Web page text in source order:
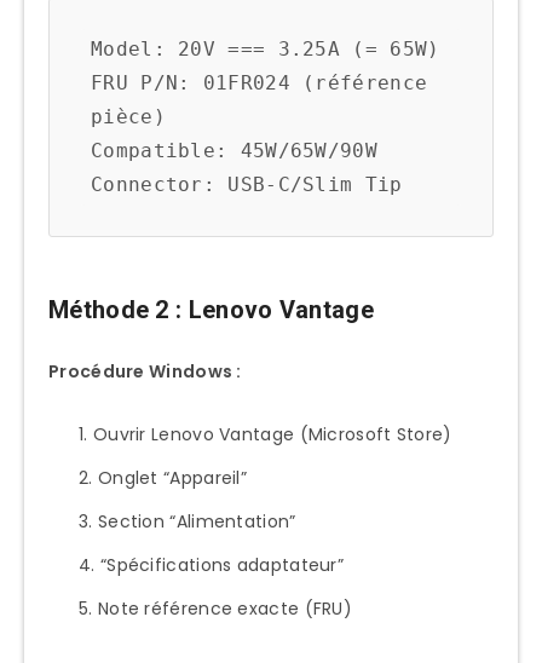
Model: 20V === 3.25A (= 65W)
FRU P/N: 01FR024 (référence
pièce)
Compatible: 45W/65W/90W
Méthode 2 : Lenovo Vantage
Procédure Windows :
Ouvrir Lenovo Vantage (Microsoft Store)
Onglet “Appareil”
Section “Alimentation”
“Spécifications adaptateur”
Note référence exacte (FRU)